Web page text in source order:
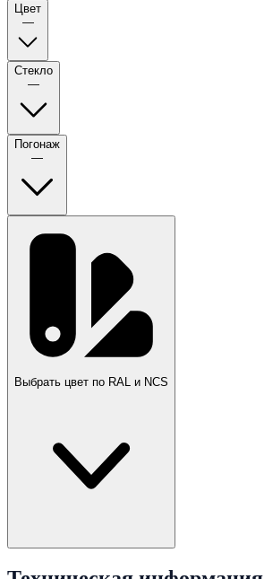
Цвет
—
Стекло
—
Погонаж
—
Выбрать цвет по RAL и NCS